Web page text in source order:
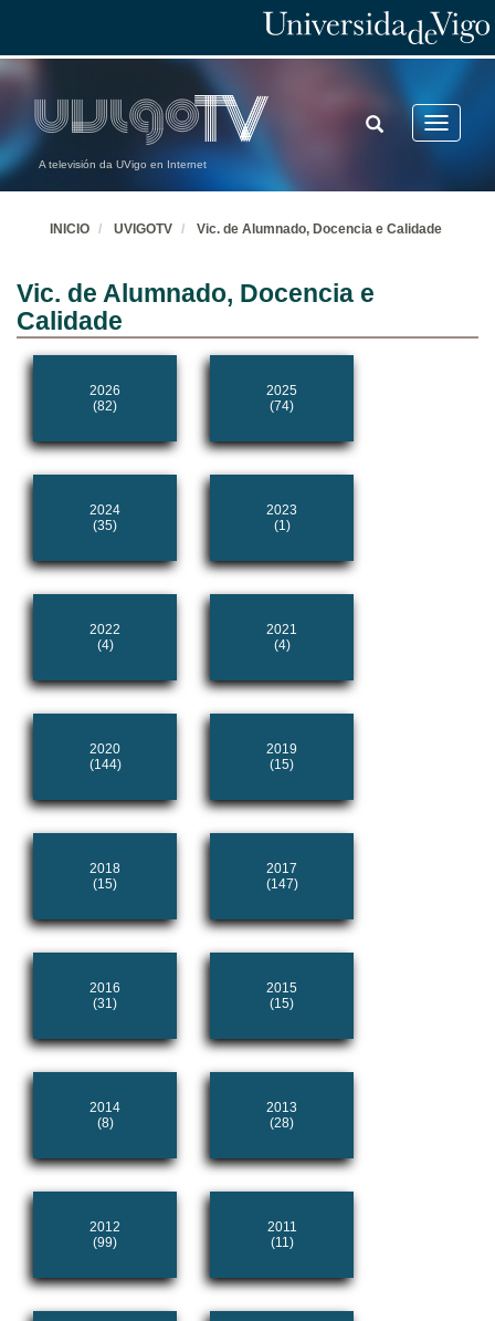
A televisión da UVigo en Internet
Toggle
TOGGLE
SEARCH
INICIO UVIGOTV Vic. de Alumnado, Docencia e Calidade
Vic. de Alumnado, Docencia e
Calidade
2026
(82)
2025
(74)
2024
(35)
2023
(1)
2022
(4)
2021
(4)
2020
(144)
2019
(15)
2018
(15)
2017
(147)
2016
(31)
2015
(15)
2014
(8)
2013
(28)
2012
(99)
2011
(11)